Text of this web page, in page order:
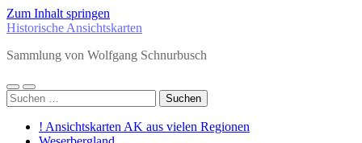
Zum Inhalt springen
Historische Ansichtskarten
Sammlung von Wolfgang Schnurbusch
Mobile-
Menü
Suchfeld
ein-/ausblenden
Suchen
nach:
! Ansichtskarten AK aus vielen Regionen